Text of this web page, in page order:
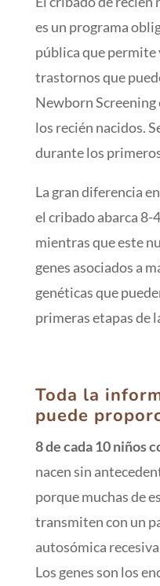
es un programa
pública que
trastornos que
Newborn
los recién nacidos.
durante los
La gran diferencia
el cribado abarca 8-
mientras que este
genes asociados a
genéticas que
primeras etapas de
Toda la
puede
8 de cada 10 niños
nacen sin
porque muchas de
transmiten con un
autosómica
Los genes son los